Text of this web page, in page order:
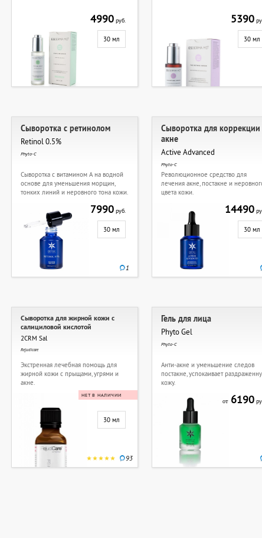
4990 руб.
30 мл
5390
30 мл
Сыворотка с ретинолом
Retinol 0.5%
Phyto-C
Сыворотка с витамином А на водной
основе для уменьшения морщин,
тонких линий и неровного тона кожи.
7990 руб.
30 мл
1
Сыворотка для коррекции
акне
Active Advanced
Phyto-C
Революционное средство для
лечения акне, постакне и
цвета кожи.
14490
30 мл
Сыворотка для жирной кожи с
салициловой кислотой
2CRM Sal
Rejudicare
НЕТ В НАЛИЧИИ
Экстренная лечебная помощь для
жирной кожи с прыщами, угрями и
акне.
30 мл
93
Гель для лица
Phyto Gel
Phyto-C
Анти-акне и уменьшение следов
постакне, успокаивает
кожу.
от6190